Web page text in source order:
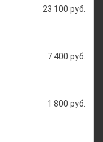
23 100 руб.
7 400 руб.
1 800 руб.